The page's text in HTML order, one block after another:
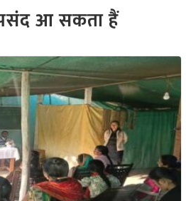
आ सकता हैं